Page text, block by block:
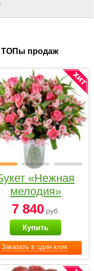
продаж
Заказать в один клик
«Нежная
мелодия»
7 840руб.
Купить